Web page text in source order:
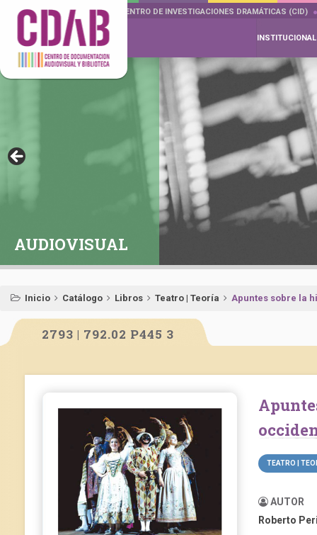
DOCUMENTA DRAMÁTICAS CENTRO DE INVESTIGACIONES DRAMÁTICAS (CID)
INSTITUCIONAL
AUDIOVISUAL
Inicio Catálogo Libros Teatro | Teoría Apuntes sobre la
2793 | 792.02 P445 3
Apuntes sobre la historia del teatro
TEATRO |
AUTOR
Roberto